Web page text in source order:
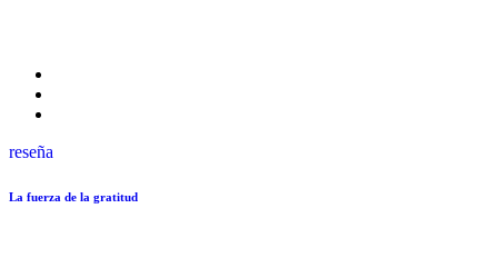
reseña
La fuerza de la gratitud